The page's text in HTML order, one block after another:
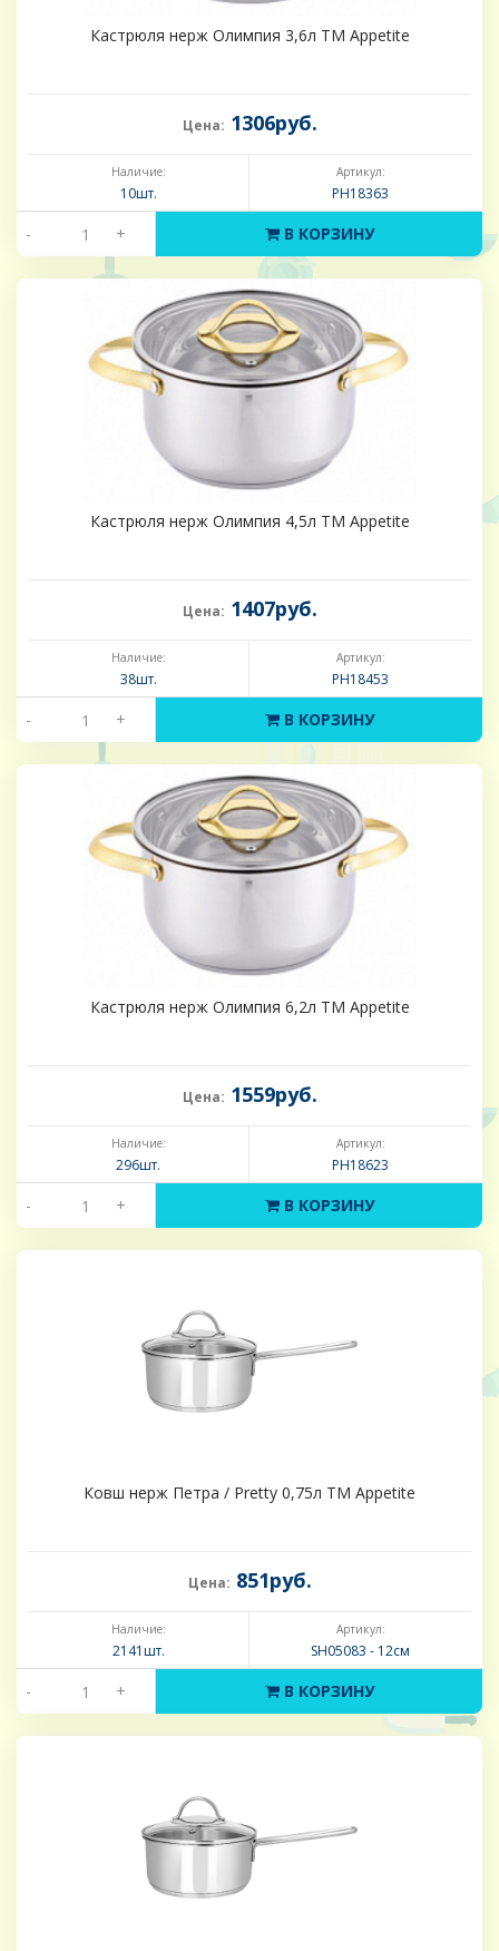
Кастрюля нерж Олимпия 3,6л ТМ Appetite
Цена: 1306руб.
Наличие:
10шт.
Артикул:
PH18363
- + В КОРЗИНУ
Кастрюля нерж Олимпия 4,5л ТМ Appetite
Цена: 1407руб.
Наличие:
38шт.
Артикул:
PH18453
- + В КОРЗИНУ
Кастрюля нерж Олимпия 6,2л ТМ Appetite
Цена: 1559руб.
Наличие:
296шт.
Артикул:
PH18623
- + В КОРЗИНУ
Ковш нерж Петра / Pretty 0,75л ТМ Appetite
Цена: 851руб.
Наличие:
2141шт.
Артикул:
SH05083 - 12см
- + В КОРЗИНУ